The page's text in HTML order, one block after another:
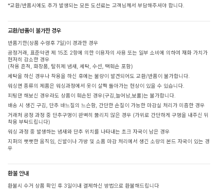
*교환/반품시에도 추가 발생되는 모든 도선료는 고객님께서 부담해주셔야 합니다.
교환/반품이 불가한 경우
반품기한(상품 수령후 7일)이 경과한 경우
공정거래, 표준약관 제 15조 2항에 의한 이용자의 사용 또는 일부 소비에 의하여 재화 가치가
현저히 감소한 경우
(착용 흔적, 화장품, 탈취제 냄새, 세탁, 수선, 택훼손 포함)
세탁을 하신 경우나 착용을 하신 후에는 불량이 발견되어도 교환/반품이 불가합니다.
워싱면 종류의 제품은 워싱과정에서 옷이 살짝 돌아가는 현상이 있을 수 있습니다.
피팅만 해보신 경우라도 상품이 훼손된 경우(구김,늘어남,보풀)는 불가합니다.
배송 시 생긴 구김, 단추 바느질의 느슨함, 간단한 손질이 가능한 마감실 처리가 미흡한 경우
거래처 공정 과정 중 단추구멍이 완벽히 뚫리지 않은 경우 (가위로 간단하게 구멍을 내주신 뒤
착용 부탁드립니다)
워싱 과정 중 발생하는 냄새와 단추 위치를 나타내는 초크 자국이 남은 경우
지퍼의 뻣뻣한 움직임, 신발이나 가방 및 소품 마감 처리에서 생긴 소량의 본드 자국이 있는 경
우
환불 안내
환불시 수거 상품 확인 후 3일이내 결제하신 방법으로 환불해드립니다